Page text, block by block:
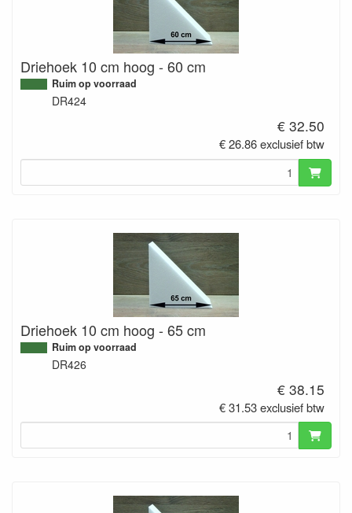
Driehoek 10 cm hoog - 60 cm
Ruim op voorraad
DR424
€ 32.50
€ 26.86 exclusief btw
Driehoek 10 cm hoog - 65 cm
Ruim op voorraad
DR426
€ 38.15
€ 31.53 exclusief btw